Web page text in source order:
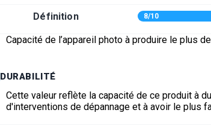
Définition 8/10
Capacité de l’appareil photo à produire le plus
DURABILITÉ
Cette valeur reflète la capacité de ce produit à
d'interventions de dépannage et à avoir le plus